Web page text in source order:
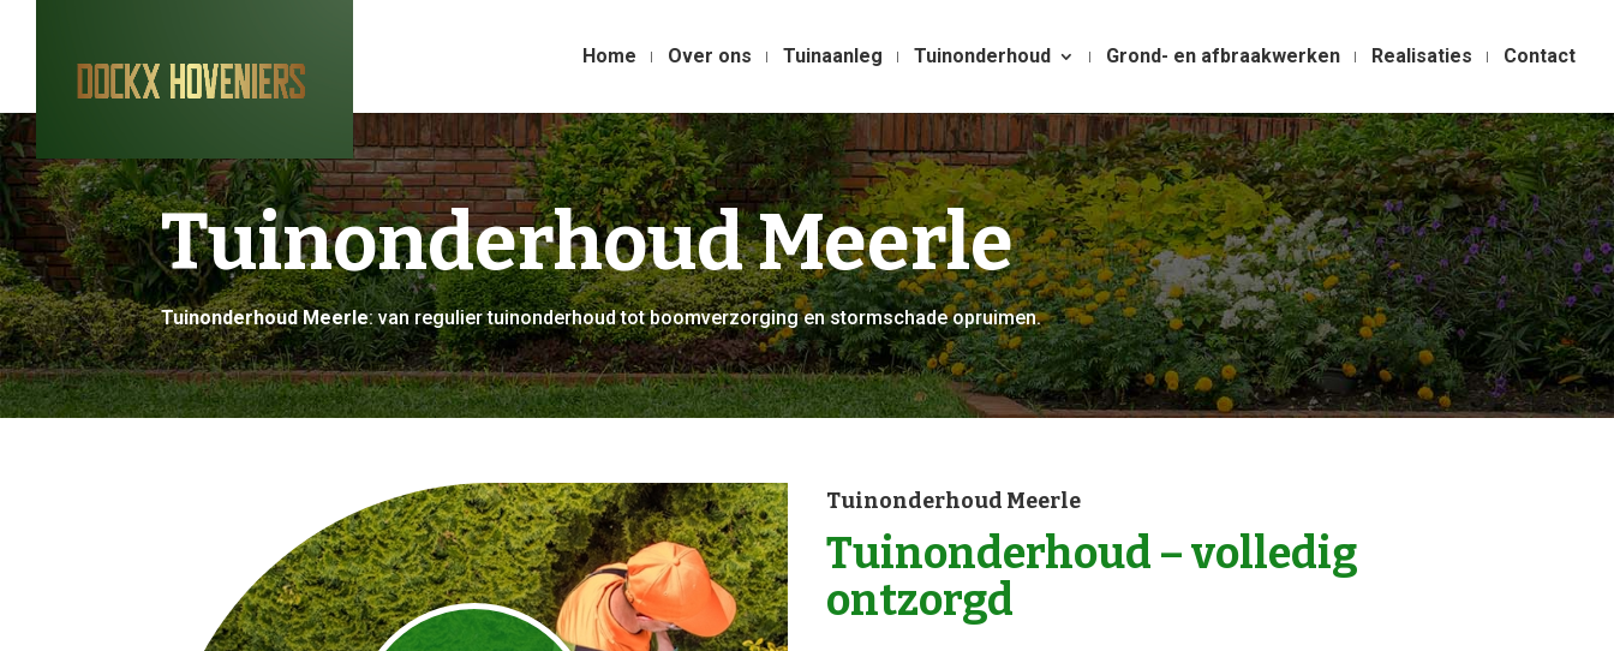
Home Over ons Tuinaanleg Tuinonderhoud Grond- en afbraakwerken Realisaties Contact
Tuinonderhoud Meerle
Tuinonderhoud Meerle: van regulier tuinonderhoud tot boomverzorging en stormschade opruimen.
Tuinonderhoud Meerle
Tuinonderhoud – volledig
ontzorgd